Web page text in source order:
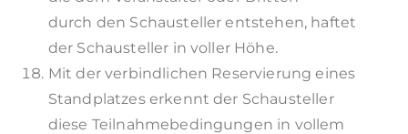
durch den Schausteller entstehen, haftet
der Schausteller in voller Höhe.
Mit der verbindlichen Reservierung eines
Standplatzes erkennt der Schausteller
diese Teilnahmebedingungen in vollem